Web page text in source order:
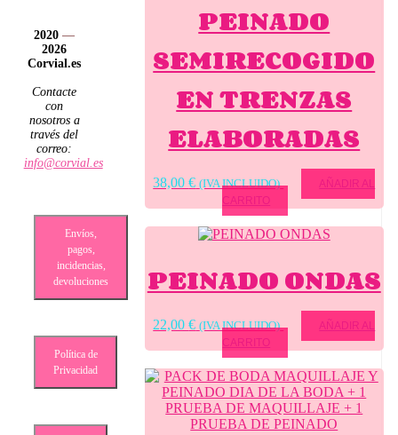
PEINADO
SEMIRECOGIDO
EN TRENZAS
ELABORADAS
38,00€ (IVA INCLUIDO)
AÑADIR AL
CARRITO
PEINADO ONDAS
22,00€ (IVA INCLUIDO)
AÑADIR AL
CARRITO
2020—
2026
Corvial.es
Contacte
con
nosotros a
través del
correo:
info@corvial.es
Envíos,
pagos,
incidencias,
devoluciones
Política de
Privacidad